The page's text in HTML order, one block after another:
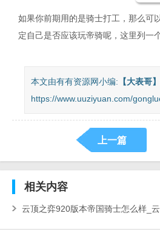
如果你前期用的是骑士打工，那么可
定自己是否应该玩帝骑呢，这里列一
本文由有有资源网小编: 【大表哥】
https://www.uuziyuan.com/
上一篇
相关内容
云顶之弈920版本帝国骑士怎么样_